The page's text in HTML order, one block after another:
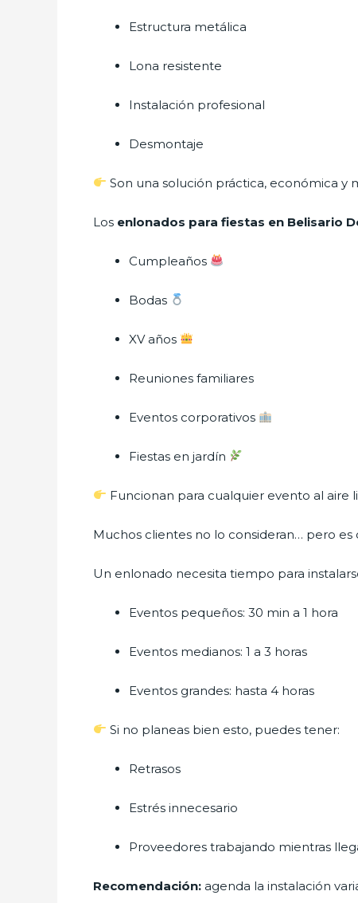
Estructura metálica
Lona resistente
Instalación profesional
Desmontaje
Son una solución práctica, económica y
Los enlonados para fiestas en Belisario
Cumpleaños
Bodas
XV años
Reuniones familiares
Eventos corporativos
Fiestas en jardín
Funcionan para cualquier evento al aire
Muchos clientes no lo consideran… pero es
Un enlonado necesita tiempo para
Eventos pequeños: 30 min a 1 hora
Eventos medianos: 1 a 3 horas
Eventos grandes: hasta 4 horas
Si no planeas bien esto, puedes tener:
Retrasos
Estrés innecesario
Proveedores trabajando mientras
Recomendación: agenda la instalación